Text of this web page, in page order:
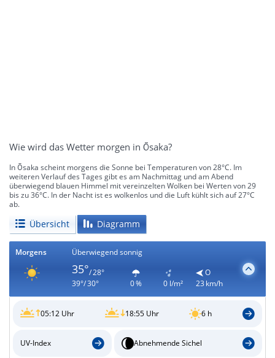
Wie wird das Wetter morgen in Ōsaka?
In Ōsaka scheint morgens die Sonne bei Temperaturen von 28°C. Im
weiteren Verlauf des Tages gibt es am Nachmittag und am Abend
überwiegend blauen Himmel mit vereinzelten Wolken bei Werten von 29
bis zu 36°C. In der Nacht ist es wolkenlos und die Luft kühlt sich auf 27°C
ab.
Übersicht Diagramm
Morgens Überwiegend sonnig
35°/ 28°
39°/ 30°
0 % 0 l/m²
O
23 km/h
05:12 Uhr 18:55 Uhr 6 h
UV-Index Abnehmende Sichel